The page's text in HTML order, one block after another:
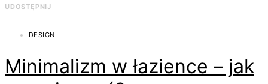
UDOSTĘPNIJ
DESIGN
Minimalizm w łazience – jak